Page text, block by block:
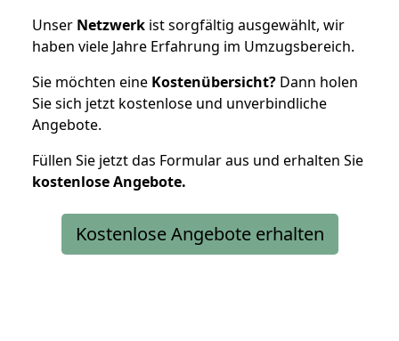
Unser Netzwerk ist sorgfältig ausgewählt, wir
haben viele Jahre Erfahrung im Umzugsbereich.
Sie möchten eine Kostenübersicht? Dann holen
Sie sich jetzt kostenlose und unverbindliche
Angebote.
Füllen Sie jetzt das Formular aus und erhalten Sie
kostenloseAngebote.
Kostenlose Angebote erhalten